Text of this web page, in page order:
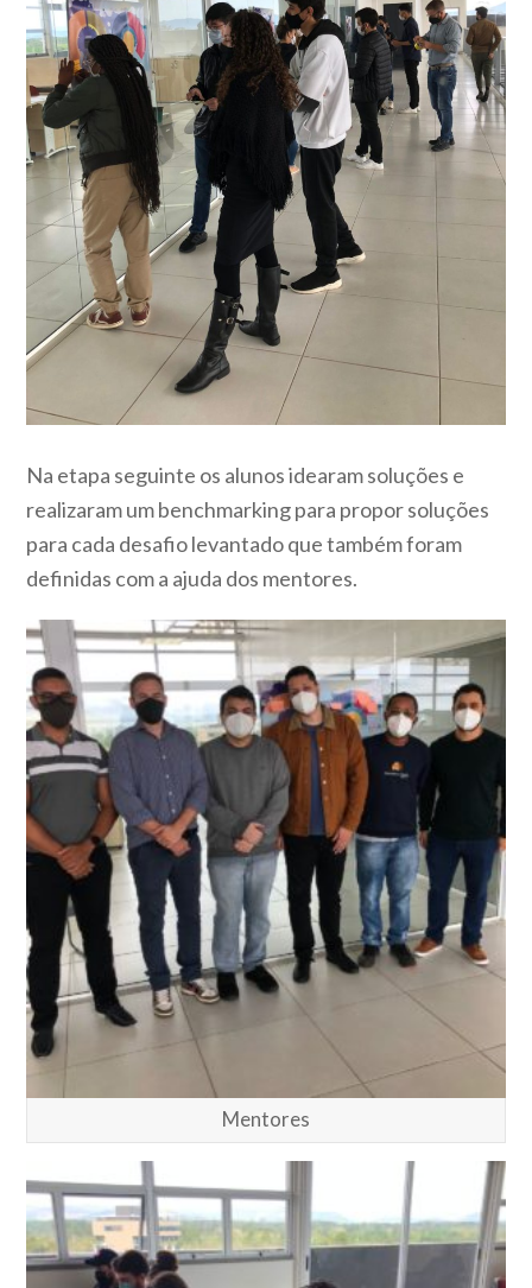
Na etapa seguinte os alunos idearam soluções e
realizaram um benchmarking para propor soluções
para cada desafio levantado que também foram
definidas com a ajuda dos mentores.
Mentores